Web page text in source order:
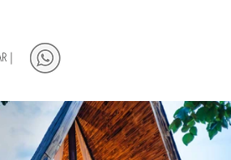
|